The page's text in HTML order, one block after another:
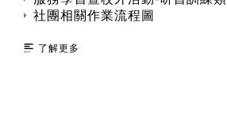
社團相關作業流程圖
了解更多